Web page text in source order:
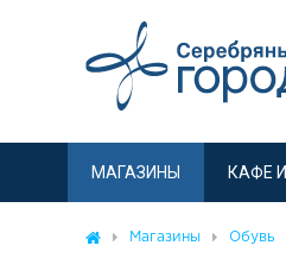
МАГАЗИНЫ КАФЕ
Магазины Обувь